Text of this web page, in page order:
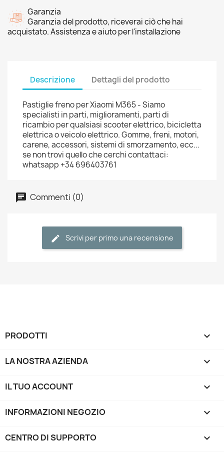
Garanzia
Garanzia del prodotto, riceverai ciò che hai
acquistato. Assistenza e aiuto per l'installazione
Descrizione Dettagli del prodotto
Pastiglie freno per Xiaomi M365 - Siamo
specialisti in parti, miglioramenti, parti di
ricambio per qualsiasi scooter elettrico, bicicletta
elettrica o veicolo elettrico. Gomme, freni, motori,
carene, accessori, sistemi di smorzamento, ecc...
se non trovi quello che cerchi contattaci:
whatsapp +34 696403761
Commenti (0)
Scrivi per primo una recensione
PRODOTTI 
LA NOSTRA AZIENDA 
IL TUO ACCOUNT 
INFORMAZIONI NEGOZIO keyboard_arrow_down
CENTRO DI SUPPORTO 